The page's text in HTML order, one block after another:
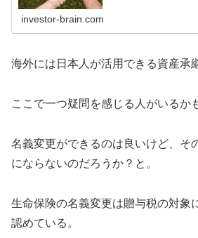
investor-brain.com
海外には日本人が活用できる資産承
ここで一つ疑問を感じる人がいるか
名義変更ができるのは良いけど、そ
にならないのだろうか？と。
生命保険の名義変更は贈与税の対象
認めている。